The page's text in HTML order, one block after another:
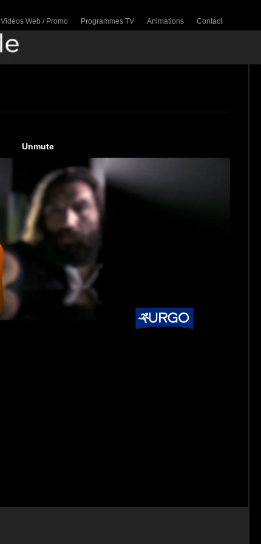
Vidéos Web / Promo Programmes TV Animations Contact